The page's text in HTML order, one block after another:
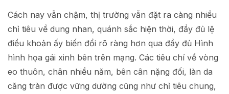
Cách nay vẫn chậm, thị trường vẫn đặt ra càng nhiều
chỉ tiêu về dung nhan, quánh sắc hiện thời, đầy đủ lệ
điều khoản ấy biến đổi rõ ràng hơn qua đầy đủ Hình
hình họa gái xinh bên trên mạng. Các tiêu chí về vòng
eo thuôn, chân nhiều năm, bên cân nặng đối, làn da
căng tràn được vững dường cũng như chỉ tiêu chung,